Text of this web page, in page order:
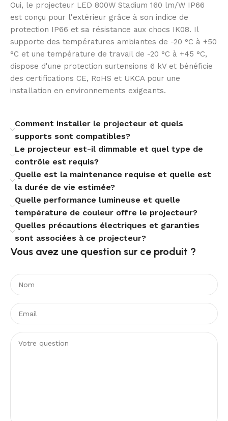
permettent une intégration simple aux systèmes de
gestion d’éclairage professionnels. Ce pilotage précis
favorise des ambiances adaptées aux compétitions et
aux entraînements, tout en facilitant la maintenance
électrique et la mise à niveau technologique.
Installation adaptable et polyvalence
positionnement optimal. Livré démonté pour un
transport facilité, il offre une solution polyvalente pour
terrains, complexes sportifs et zones extérieures
exigeant un éclairage de haute qualité.
Oui, le projecteur LED 800W Stadium 160 lm/W IP66
est conçu pour l'extérieur grâce à son indice de
protection IP66 et sa résistance aux chocs IK08. Il
supporte des températures ambiantes de -20 °C à +50
°C et une température de travail de -20 °C à +45 °C,
dispose d'une protection surtensions 6 kV et bénéficie
des certifications CE, RoHS et UKCA pour une
installation en environnements exigeants.
Comment installer le projecteur et quels
supports sont compatibles?
Le projecteur est-il dimmable et quel type de
contrôle est requis?
Quelle est la maintenance requise et quelle est
la durée de vie estimée?
Quelle performance lumineuse et quelle
température de couleur offre le projecteur?
Quelles précautions électriques et garanties
sont associées à ce projecteur?
Vous avez une question sur ce produit ?​